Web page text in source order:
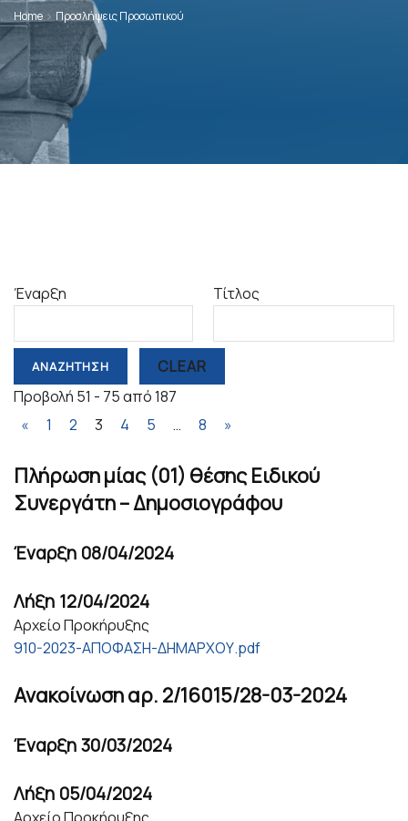
Home Προσλήψεις Προσωπικού
Έναρξη Τίτλος
CLEAR
Προβολή 51 - 75 από 187
«
1 2 3 4 5 … 8 »
Πλήρωση μίας (01) θέσης Ειδικού
Συνεργάτη – Δημοσιογράφου
Έναρξη 08/04/2024
Λήξη 12/04/2024
Αρχείο Προκήρυξης
910-2023-ΑΠΟΦΑΣΗ-ΔΗΜΑΡΧΟΥ.pdf
Ανακοίνωση αρ. 2/16015/28-03-2024
Έναρξη30/03/2024
Λήξη 05/04/2024